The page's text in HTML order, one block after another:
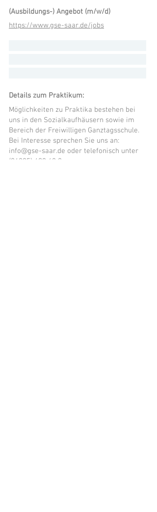
(Ausbildungs-) Angebot (m/w/d)
https://www.gse-saar.de/jobs
Details zum Praktikum:
Möglichkeiten zu Praktika bestehen bei
uns in den Sozialkaufhäusern sowie im
Bereich der Freiwilligen Ganztagsschule.
Bei Interesse sprechen Sie uns an:
info@gse-saar.de oder telefonisch unter
(06825) 403 68 0